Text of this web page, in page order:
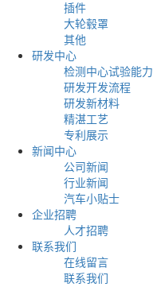
插件
大轮毂罩
其他
研发中心
检测中心试验能力
研发开发流程
研发新材料
精湛工艺
专利展示
新闻中心
公司新闻
行业新闻
汽车小贴士
企业招聘
人才招聘
联系我们
在线留言
联系我们